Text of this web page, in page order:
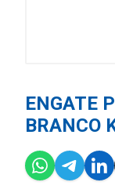
ENGATE
BRANCO